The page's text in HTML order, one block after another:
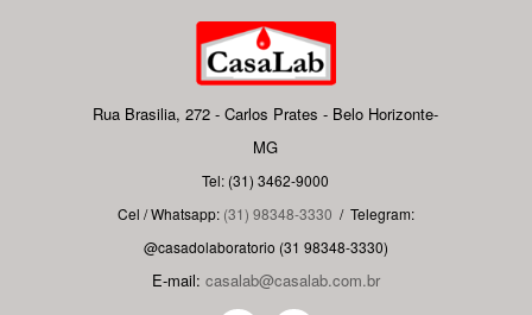
Rua Brasilia, 272 - Carlos Prates - Belo Horizonte-
MG
Tel: (31) 3462-9000
Cel / Whatsapp: (31) 98348-3330 / Telegram:
@casadolaboratorio (31 98348-3330)
E-mail: casalab@casalab.com.br